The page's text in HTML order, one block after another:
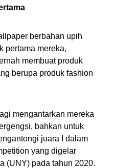
berbahan upih
pertama mereka,
membuat produk
berupa produk fashion
mengantarkan mereka
bahkan untuk
juara I dalam
yang digelar
(UNY) pada tahun 2020.